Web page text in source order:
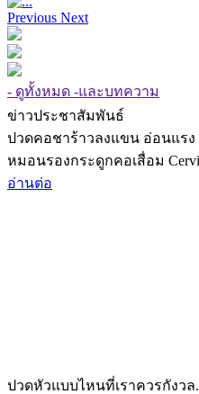
Previous Next
- ดูทั้งหมด -และบทความ
ข่าวประชาสัมพันธ์
ปวดคอชาร้าวลงแขน อ่อนแรง
หมอนรองกระดูกคอเสื่อม
อ่านต่อ
ปวดหัวแบบไหนที่เราควรกังวล